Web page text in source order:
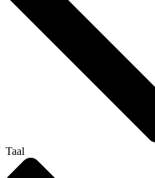
Taal